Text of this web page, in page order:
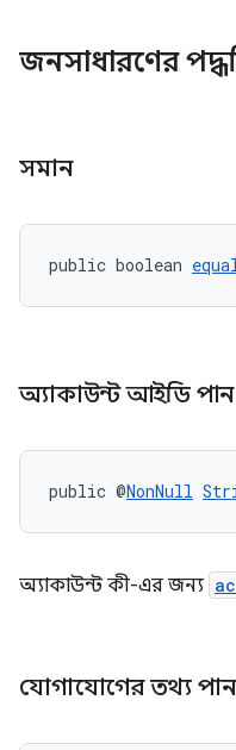
জনসাধারণের
সমান
public boolean
অ্যাকাউন্ট আইডি পান
public @NonNull
অ্যাকাউন্ট কী-এর জন্য
যোগাযোগের তথ্য পান